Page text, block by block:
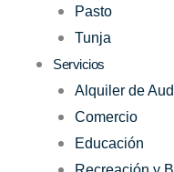
Pasto
Tunja
Servicios
Alquiler de
Comercio
Educación